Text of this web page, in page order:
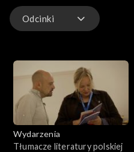
Odcinki
Wydarzenia
Tłumacze literatury polskiej